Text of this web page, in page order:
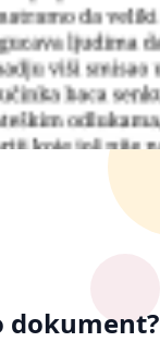
dokument?